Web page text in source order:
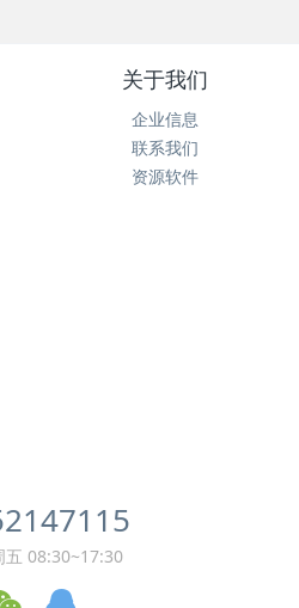
关于我们
企业信息
联系我们
资源软件
五 08:30~17:30